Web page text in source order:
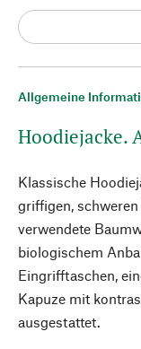
Allgemeine
Hoodiejacke.
Klassische
griffigen,
verwendete
biologischem
Eingrifftaschen,
Kapuze mit
ausgestattet.